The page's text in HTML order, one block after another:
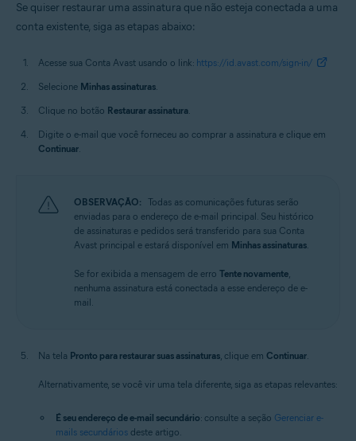
Se quiser restaurar uma assinatura que não esteja conectada a uma
conta existente, siga as etapas abaixo:
Acesse sua Conta Avast usando o link: https://id.avast.com/sign-in/
Selecione Minhas assinaturas.
Clique no botão Restaurar assinatura.
Digite o e-mail que você forneceu ao comprar a assinatura e clique em
Continuar.
OBSERVAÇÃO:
Todas as comunicações futuras serão
enviadas para o endereço de e-mail principal. Seu histórico
de assinaturas e pedidos será transferido para sua Conta
Avast principal e estará disponível em Minhas assinaturas.
Se for exibida a mensagem de erro Tente novamente,
nenhuma assinatura está conectada a esse endereço de e-
mail.
Na tela Pronto para restaurar suas assinaturas, clique em Continuar.
Alternativamente, se você vir uma tela diferente, siga as etapas relevantes:
É seu endereço de e-mail secundário: consulte a seção Gerenciar e-
mails secundários deste artigo.